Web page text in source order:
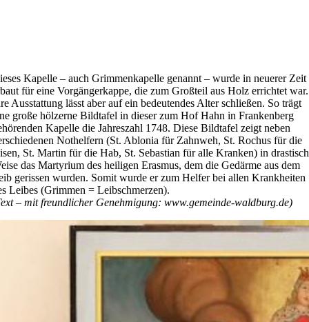
Kapelle – auch Grimmenkapelle genannt – wurde in neuerer Zeit
für eine Vorgängerkappe, die zum Großteil aus Holz errichtet war.
Ausstattung lässt aber auf ein bedeutendes Alter schließen. So trägt
große hölzerne Bildtafel in dieser zum Hof Hahn in Frankenberg
Kapelle die Jahreszahl 1748. Diese Bildtafel zeigt neben
Nothelfern (St. Ablonia für Zahnweh, St. Rochus für die
St. Martin für die Hab, St. Sebastian für alle Kranken) in
das Martyrium des heiligen Erasmus, dem die Gedärme aus dem
gerissen wurden. Somit wurde er zum Helfer bei allen Krankheiten
Leibes (Grimmen = Leibschmerzen).
– mit freundlicher Genehmigung: www.gemeinde-waldburg.de)